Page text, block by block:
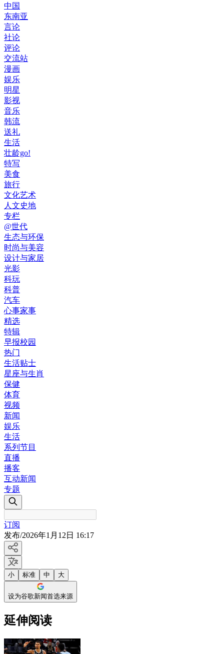
中国
东南亚
言论
社论
评论
交流站
漫画
娱乐
明星
影视
音乐
韩流
送礼
生活
壮龄go!
特写
美食
旅行
文化艺术
人文史地
专栏
@世代
生态与环保
时尚与美容
设计与家居
光影
科玩
科普
汽车
心事家事
精选
特辑
早报校园
热门
生活贴士
星座与生肖
保健
体育
视频
新闻
娱乐
生活
系列节目
直播
播客
互动新闻
专题
订阅
发布/2026年1月12日 16:17
小 标准 中 大
设为谷歌新闻首选来源
延伸阅读